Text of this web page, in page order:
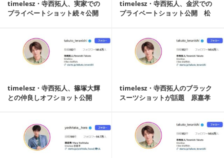
timelesz・寺西拓人、実家での
プライベートショット続々公開
timelesz・寺西拓人、金沢での
プライベートショット公開 松
timelesz・寺西拓人、篠塚大輝
との仲良しオフショット公開
timelesz・寺西拓人のブラック
スーツショットが話題 原嘉孝